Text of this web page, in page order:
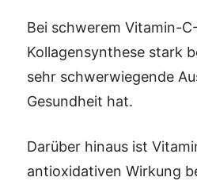
Bei schwerem Vitamin-
Kollagensynthese stark
sehr schwerwiegende
Gesundheit hat.
Darüber hinaus ist
antioxidativen Wirkung